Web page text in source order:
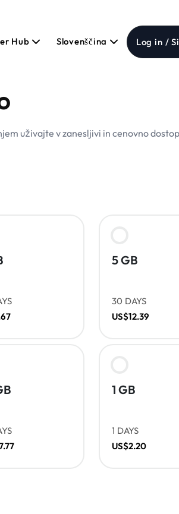
Hub Slovenščina
uživajte v zanesljivi in cenovno
5 GB
30 DAYS
US$12.39
1 GB
1 DAYS
US$2.20